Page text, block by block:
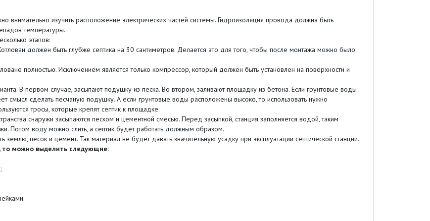
внимательно изучить расположение электрических частей системы. Гидроизоляция провода должна быть
температуры.
этапов:
должен быть глубже септика на 30 сантиметров. Делается это для того, чтобы после монтажа можно было
полностью. Исключением является только компрессор, который должен быть установлен на поверхности и
В первом случае, засыпают подушку из песка. Во втором, заливают площадку из бетона. Если грунтовые воды
смысл сделать песчаную подушку. А если грунтовые воды расположены высоко, то использовать нужно
тросы, которые крепят септик к площадке.
снаружи засыпаются песком и цементной смесью. Перед засыпкой, станция заполняется водой, таким
Потом воду можно слить, а септик будет работать должным образом.
землю, песок и цемент. Так материал не будет давать значительную усадку при эксплуатации септической станции.
то можно выделить следующие: